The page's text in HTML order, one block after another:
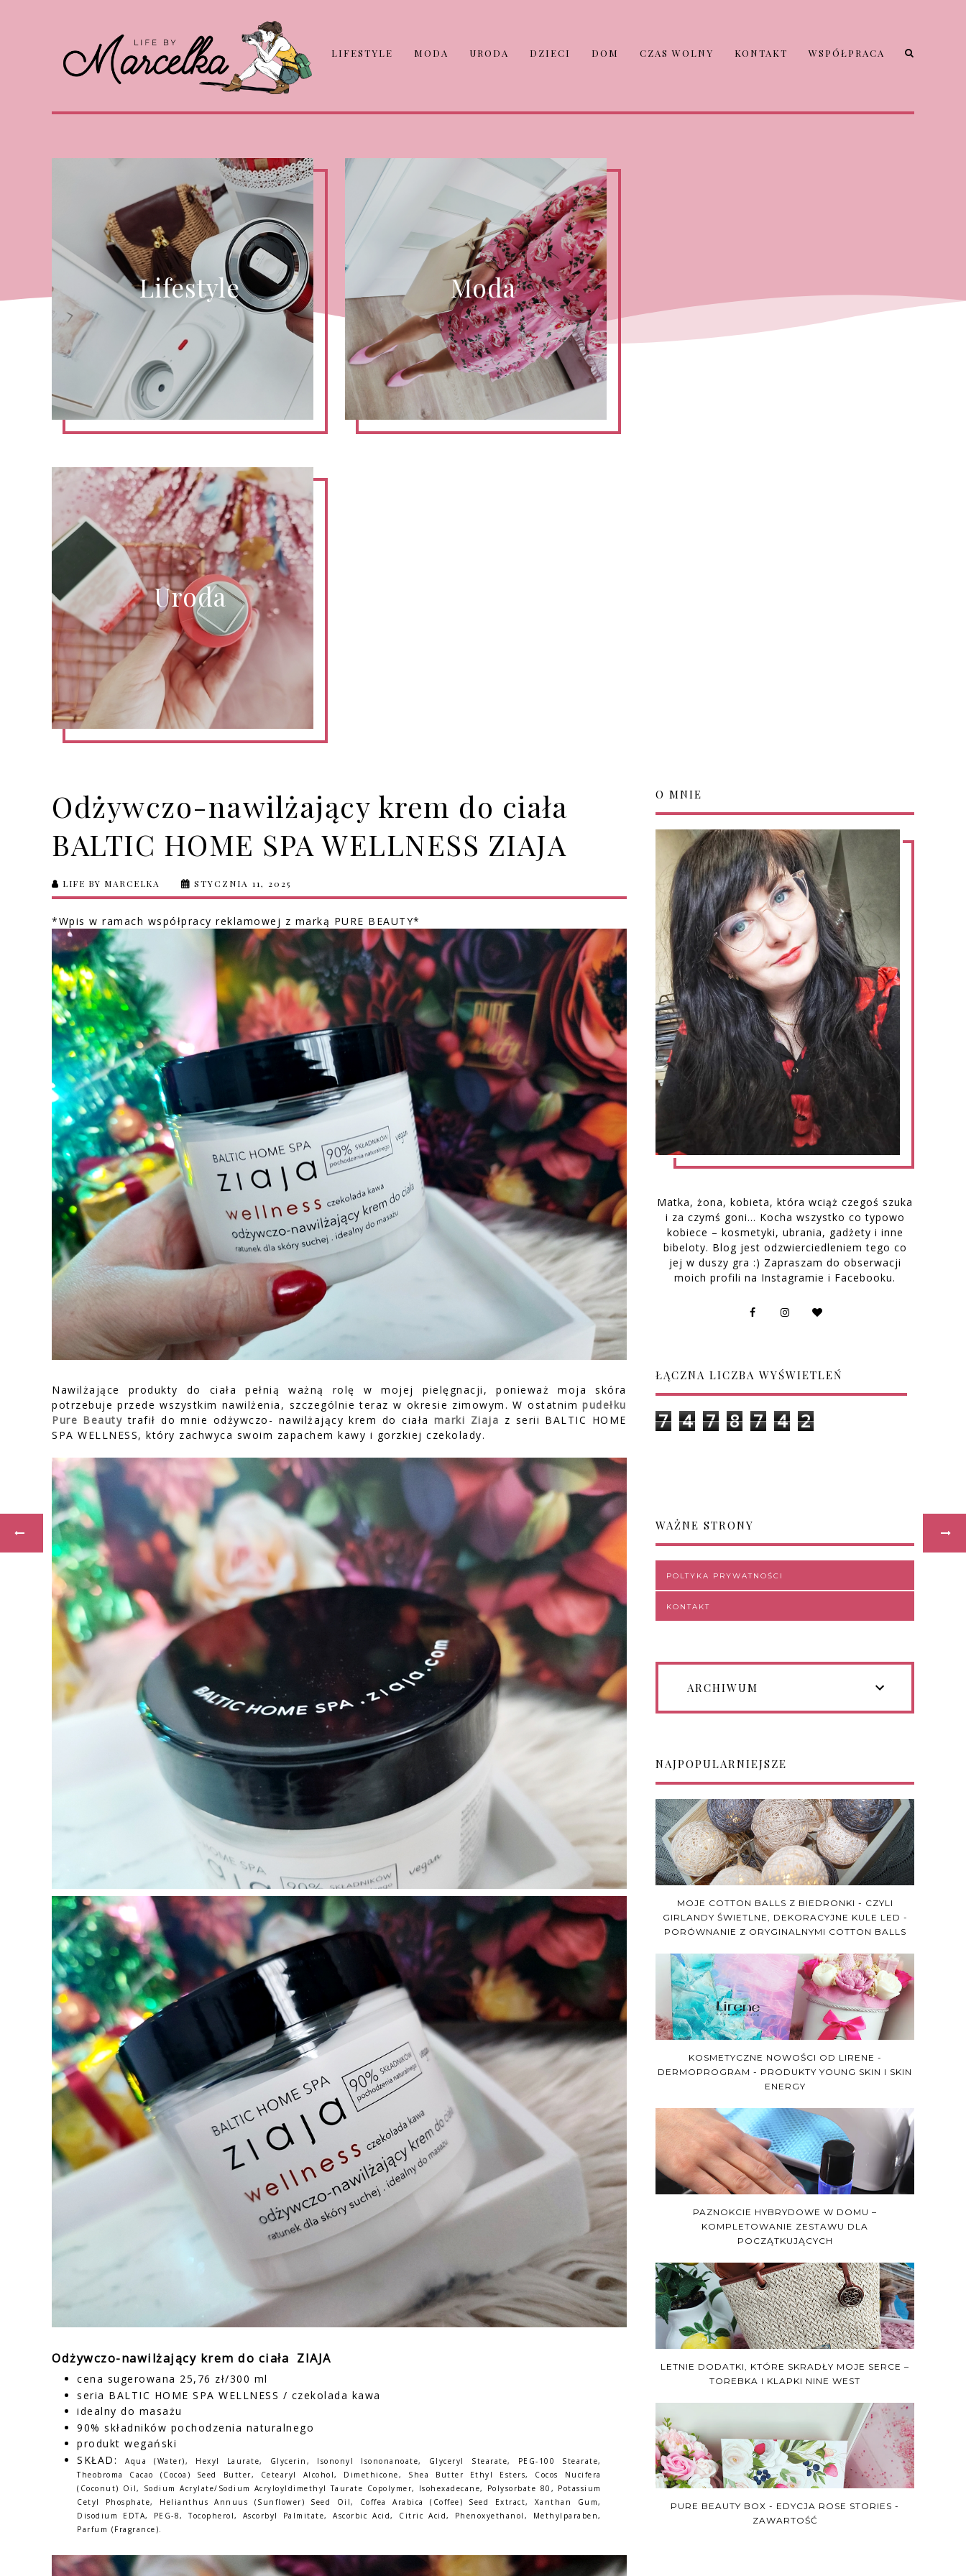
LIFESTYLE MODA URODA DZIECI DOM CZAS WOLNY KONTAKT WSPÓŁPRACA
Lifestyle Moda
Uroda
Odżywczo-nawilżający krem do ciała
BALTIC HOME SPA WELLNESS ZIAJA
LIFE BY MARCELKA STYCZNIA 11, 2025
*Wpis w ramach współpracy reklamowej z marką PURE BEAUTY*
Nawilżające produkty do ciała pełnią ważną rolę w mojej pielęgnacji, ponieważ moja skóra
potrzebuje przede wszystkim nawilżenia, szczególnie teraz w okresie zimowym. W ostatnimpudełku
Pure Beauty trafił do mnie odżywczo- nawilżający krem do ciała marki Ziaja z serii BALTIC HOME
SPA WELLNESS, który zachwyca swoim zapachem kawy i gorzkiej czekolady.
Odżywczo-nawilżający krem do ciała ZIAJA
cena sugerowana 25,76 zł/300 ml
seria BALTIC HOME SPA WELLNESS / czekolada kawa
idealny do masażu
90% składników pochodzenia naturalnego
produkt wegański
SKŁAD:Aqua (Water), Hexyl Laurate, Glycerin, Isononyl Isononanoate, Glyceryl Stearate, PEG-100 Stearate,
Theobroma Cacao (Cocoa) Seed Butter, Cetearyl Alcohol, Dimethicone, Shea Butter Ethyl Esters, Cocos Nucifera
(Coconut) Oil, Sodium Acrylate/Sodium Acryloyldimethyl Taurate Copolymer, Isohexadecane, Polysorbate 80, Potassium
Cetyl Phosphate, Helianthus Annuus (Sunflower) Seed Oil, Coffea Arabica (Coffee) Seed Extract, Xanthan Gum,
Disodium EDTA, PEG-8, Tocopherol, Ascorbyl Palmitate, Ascorbic Acid, Citric Acid, Phenoxyethanol, Methylparaben,
Parfum (Fragrance).
O MNIE
Matka, żona, kobieta, która wciąż czegoś szuka
i za czymś goni… Kocha wszystko co typowo
kobiece – kosmetyki, ubrania, gadżety i inne
bibeloty. Blog jest odzwierciedleniem tego co
jej w duszy gra :) Zapraszam do obserwacji
moich profili na Instagramie i Facebooku.
ŁĄCZNA LICZBA WYŚWIETLEŃ
7 4 7 8 7 4 2
WAŻNE STRONY
POLTYKA PRYWATNOŚCI
KONTAKT
ARCHIWUM
NAJPOPULARNIEJSZE
MOJE COTTON BALLS Z BIEDRONKI - CZYLI
GIRLANDY ŚWIETLNE, DEKORACYJNE KULE LED -
PORÓWNANIE Z ORYGINALNYMI COTTON BALLS
KOSMETYCZNE NOWOŚCI OD LIRENE -
DERMOPROGRAM - PRODUKTY YOUNG SKIN I SKIN
ENERGY
PAZNOKCIE HYBRYDOWE W DOMU –
KOMPLETOWANIE ZESTAWU DLA
POCZĄTKUJĄCYCH
LETNIE DODATKI, KTÓRE SKRADŁY MOJE SERCE –
TOREBKA I KLAPKI NINE WEST
PURE BEAUTY BOX - EDYCJA ROSE STORIES -
ZAWARTOŚĆ